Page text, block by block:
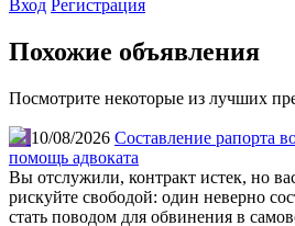
Вход Регистрация
Похожие объявления
Посмотрите некоторые из лучших
10/08/2026 Составление рапорта
помощь адвоката
Вы отслужили, контракт истек, но
рискуйте свободой: один неверно
стать поводом для обвинения в